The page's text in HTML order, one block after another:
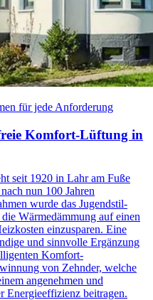
für jede Anforderung
Komfort-Lüftung in
seit 1920 in Lahr am Fuße
nun 100 Jahren
wurde das Jugendstil-
Wärmedämmung auf einen
einzusparen. Eine
und sinnvolle Ergänzung
Komfort-
von Zehnder, welche
angenehmen und
Energieeffizienz beitragen.